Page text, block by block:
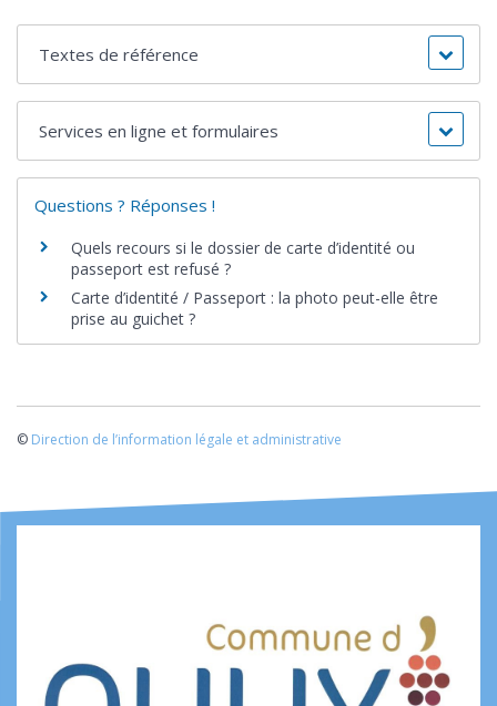
Textes de référence
Services en ligne et formulaires
Questions ? Réponses !
Quels recours si le dossier de carte d’identité ou
passeport est refusé ?
Carte d’identité / Passeport : la photo peut-elle être
prise au guichet ?
© Direction de l’information légale et administrative